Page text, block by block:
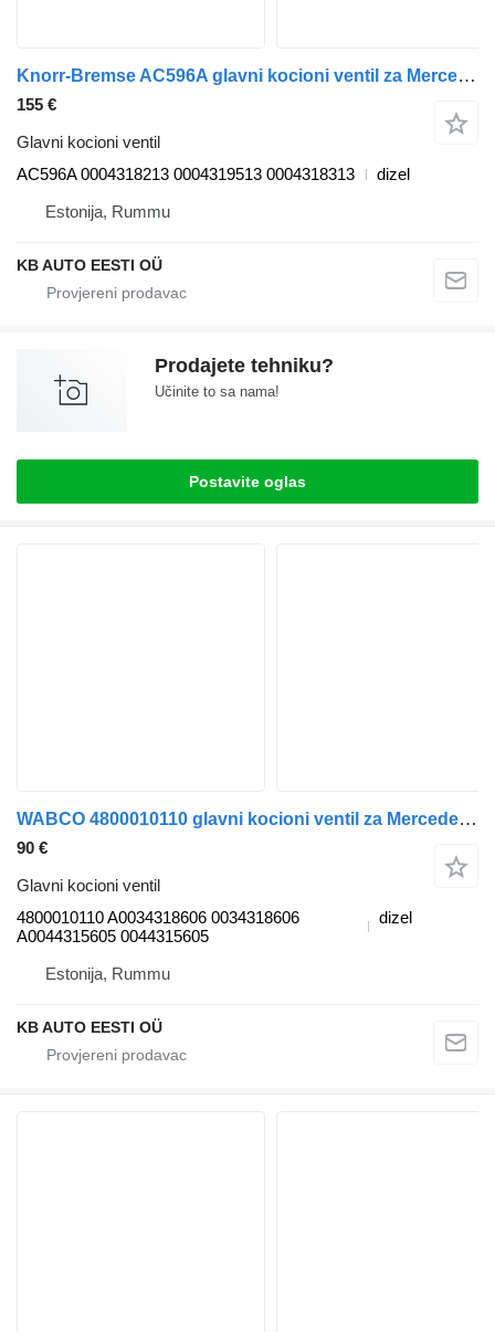
Knorr-Bremse AC596A glavni kocioni ventil za Mercedes-Benz Actros, Axor MP1, MP2, MP3 (1996-2014) kamiona
155 €
Glavni kocioni ventil
AC596A 0004318213 0004319513 0004318313
dizel
Estonija, Rummu
KB AUTO EESTI OÜ
Prodajete tehniku?
Učinite to sa nama!
Postavite oglas
WABCO 4800010110 glavni kocioni ventil za Mercedes-Benz Actros Axor MP1 MP2 MP3 (1996-2014) kamiona
90 €
Glavni kocioni ventil
4800010110 A0034318606 0034318606
A0044315605 0044315605
dizel
Estonija, Rummu
KB AUTO EESTI OÜ